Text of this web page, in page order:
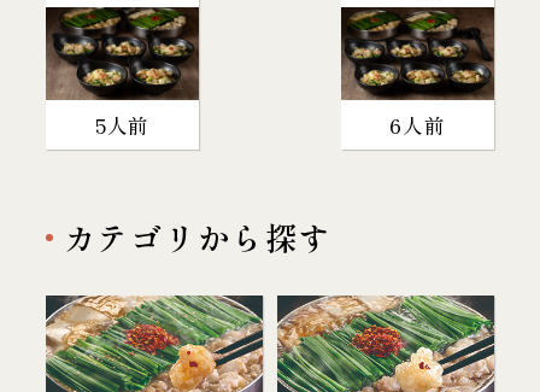
5人前 6人前
カテゴリから探す